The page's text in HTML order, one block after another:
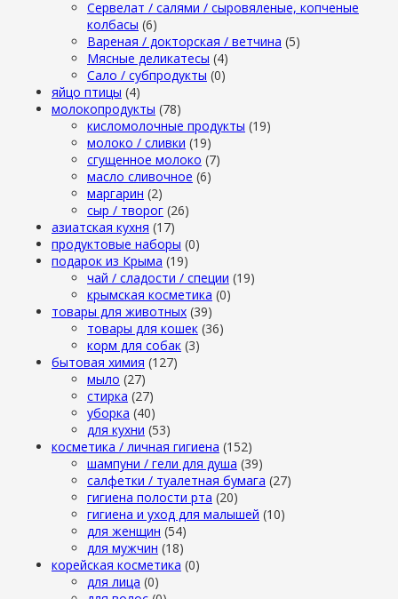
Сервелат / салями / сыровяленые, копченые
колбасы (6)
Вареная / докторская / ветчина (5)
Мясные деликатесы (4)
Сало / субпродукты (0)
яйцо птицы (4)
молокопродукты (78)
кисломолочные продукты (19)
молоко / сливки (19)
сгущенное молоко (7)
масло сливочное (6)
маргарин (2)
сыр / творог (26)
азиатская кухня (17)
продуктовые наборы (0)
подарок из Крыма (19)
чай / сладости / специи (19)
крымская косметика (0)
товары для животных (39)
товары для кошек (36)
корм для собак (3)
бытовая химия (127)
мыло (27)
стирка (27)
уборка (40)
для кухни (53)
косметика / личная гигиена (152)
шампуни / гели для душа (39)
салфетки / туалетная бумага (27)
гигиена полости рта (20)
гигиена и уход для малышей (10)
для женщин (54)
для мужчин (18)
корейская косметика (0)
для лица (0)